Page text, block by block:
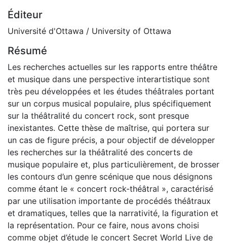
Éditeur
Université d'Ottawa / University of Ottawa
Résumé
Les recherches actuelles sur les rapports entre théâtre
et musique dans une perspective interartistique sont
très peu développées et les études théâtrales portant
sur un corpus musical populaire, plus spécifiquement
sur la théâtralité du concert rock, sont presque
inexistantes. Cette thèse de maîtrise, qui portera sur
un cas de figure précis, a pour objectif de développer
les recherches sur la théâtralité des concerts de
musique populaire et, plus particulièrement, de brosser
les contours d’un genre scénique que nous désignons
comme étant le « concert rock-théâtral », caractérisé
par une utilisation importante de procédés théâtraux
et dramatiques, telles que la narrativité, la figuration et
la représentation. Pour ce faire, nous avons choisi
comme objet d’étude le concert Secret World Live de